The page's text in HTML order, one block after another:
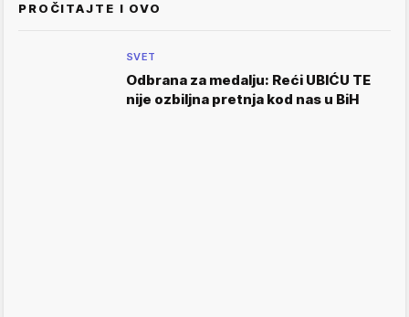
PROČITAJTE I OVO
SVET
Odbrana za medalju: Reći UBIĆU TE
nije ozbiljna pretnja kod nas u BiH